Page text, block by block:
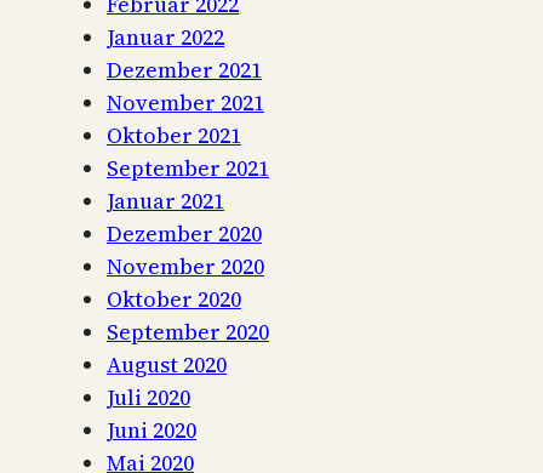
Januar 2022
Dezember 2021
November 2021
Oktober 2021
September 2021
Januar 2021
Dezember 2020
November 2020
Oktober 2020
September 2020
August 2020
Juli 2020
Juni 2020
Mai 2020